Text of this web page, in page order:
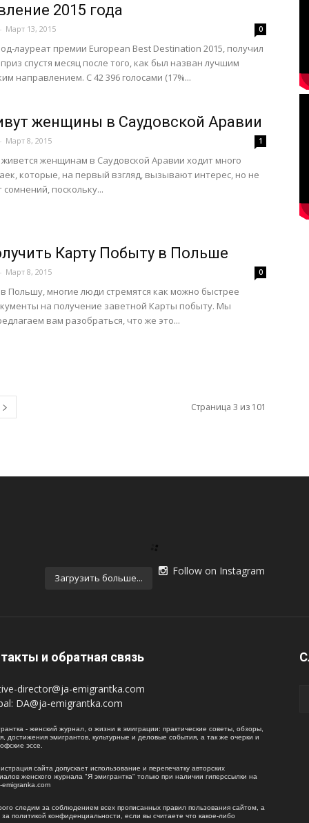
2015 года
- Март 13, 2015 0
лауреат премии European Best Destination 2015, получил
спустя месяц после того, как был назван лучшим
направлением. С 42 396 голосами (17%...
женщины в Саудовской Аравии
- Март 8, 2015 1
женщинам в Саудовской Аравии ходит много
которые, на первый взгляд, вызывают интерес, но не
поскольку...
Карту Побыту в Польше
- Март 8, 2015 0
Польшу, многие люди стремятся как можно быстрее
на получение заветной Карты побыту. Мы
вам разобраться, что же это...
Страница 3 из 101
Загрузить больше...
Follow on Instagram
и обратная связь
director@ja-emigrantka.com
DA@ja-emigrantka.com
- женский журнал, о жизни в эмиграции: практические советы, обзоры,
достижения эмигрантов, культурные и деловые события, а так же очерки и
эссе.
сайта допускает использование и перепечатку авторских
женского журнала "Я эмигрантка" только при наличии гиперссылки на
emigranka.com
следим за соблюдением всех прописанных правил пользования сайтом, а
за политикой конфиденциальности, если вы считаете что какое-либо